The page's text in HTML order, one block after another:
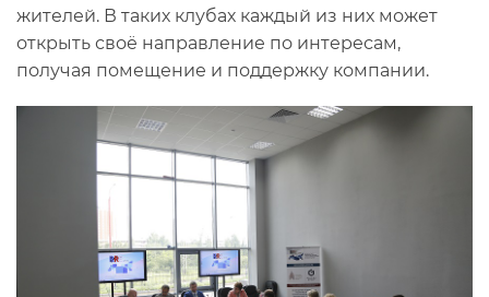
жителей. В таких клубах каждый из них может
открыть своё направление по интересам,
получая помещение и поддержку компании.